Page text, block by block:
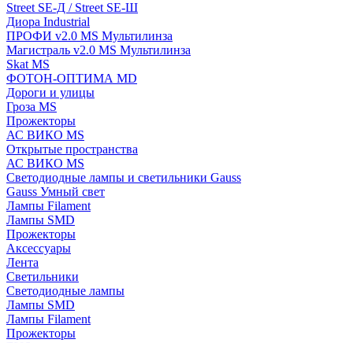
Street SE-Д / Street SE-Ш
Диора Industrial
ПРОФИ v2.0 MS Мультилинза
Магистраль v2.0 MS Мультилинза
Skat MS
ФОТОН-ОПТИМА MD
Дороги и улицы
Гроза MS
Прожекторы
АС ВИКО MS
Открытые пространства
АС ВИКО MS
Светодиодные лампы и светильники Gauss
Gauss Умный свет
Лампы Filament
Лампы SMD
Прожекторы
Аксессуары
Лента
Светильники
Светодиодные лампы
Лампы SMD
Лампы Filament
Прожекторы